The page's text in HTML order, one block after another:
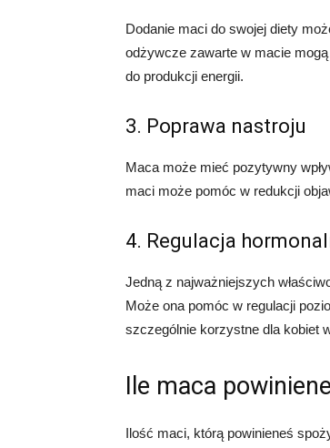
Dodanie maci do swojej diety
odżywcze zawarte w macie
do produkcji energii.
3. Poprawa nastroju
Maca może mieć pozytywny
maci może pomóc w redukcji
4. Regulacja
Jedną z najważniejszych
Może ona pomóc w regulacji
szczególnie korzystne dla kobiet
Ile maca
Ilość maci, którą powinieneś